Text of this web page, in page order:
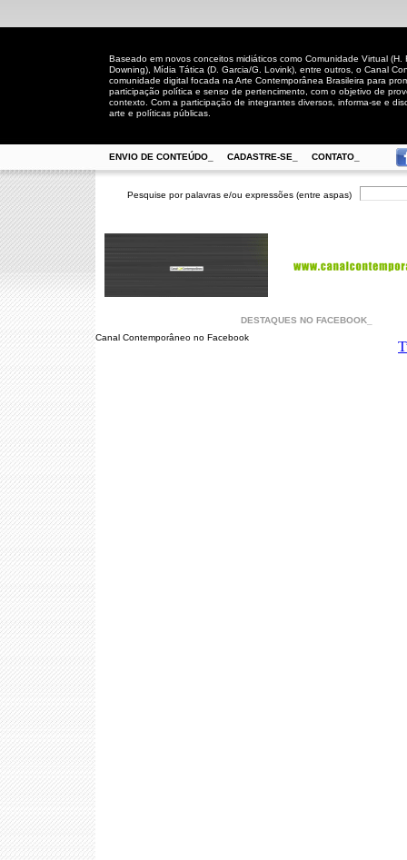
Baseado em novos conceitos midiáticos como Comunidade Virtual (H.
Downing), Mídia Tática (D. Garcia/G. Lovink), entre outros, o Canal
comunidade digital focada na Arte Contemporânea Brasileira para
participação política e senso de pertencimento, com o objetivo de
contexto. Com a participação de integrantes diversos, informa-se e
arte e políticas públicas.
ENVIO DE CONTEÚDO_ CADASTRE-SE_ CONTATO_
Pesquise por palavras e/ou expressões (entre aspas)
DESTAQUES NO FACEBOOK_
Canal Contemporâneo no Facebook